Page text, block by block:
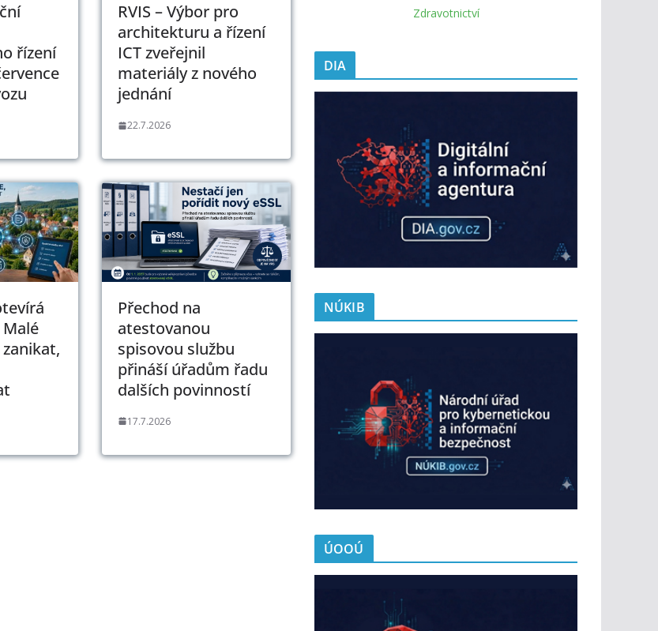
řízení
RVIS – Výbor pro
architekturu a řízení
ICT zveřejnil
materiály z nového
jednání
22.7.2026
Přechod na
atestovanou
spisovou službu
přináší úřadům řadu
dalších povinností
17.7.2026
Zdravotnictví
DIA
NÚKIB
ÚOOÚ